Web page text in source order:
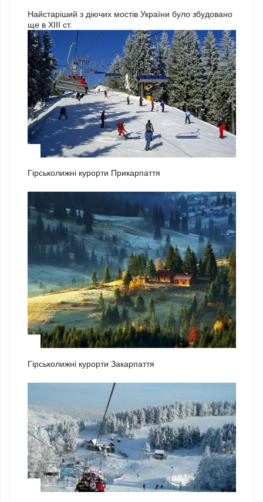
Найстаріший з діючих мостів України було збудовано
ще в ХІІІ ст.
Гірськолижні курорти Прикарпаття
Гірськолижні курорти Закарпаття